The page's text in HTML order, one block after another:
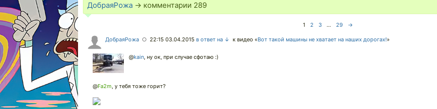
ДобраяРожа → комментарии 289
1 2 3 ... 29 →
ДобраяРожа ○ 22:15 03.04.2015 в ответ на ↓ к видео «Вот такой машины не хватает на наших дорогах!»
@kain, ну ок, при случае сфотаю :)
@Fa2m, у тебя тоже горит?